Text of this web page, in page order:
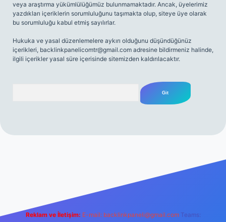
veya araştırma yükümlülüğümüz bulunmamaktadır. Ancak, üyelerimiz
yazdıkları içeriklerin sorumluluğunu taşımakta olup, siteye üye olarak
bu sorumluluğu kabul etmiş sayılırlar.
Hukuka ve yasal düzenlemelere aykırı olduğunu düşündüğünüz
içerikleri, backlinkpanelicomtr@gmail.com adresine bildirmeniz halinde,
ilgili içerikler yasal süre içerisinde sitemizden kaldırılacaktır.
Reklam ve İletişim: E-mail: backlinkpaneli@gmail.com Teams: